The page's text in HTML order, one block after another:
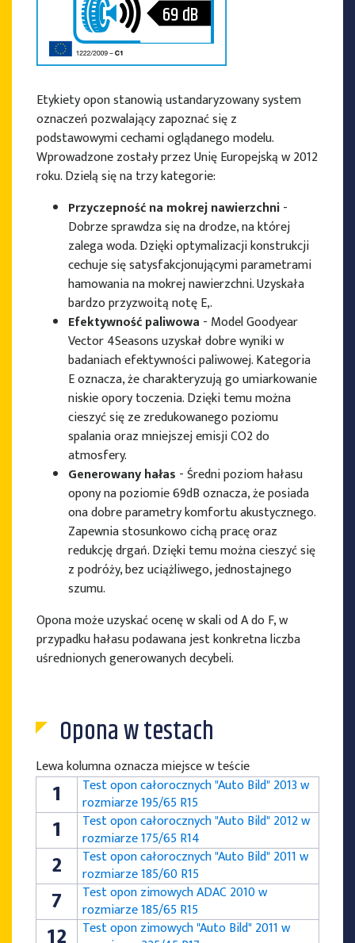
69dB
Etykiety opon stanowią ustandaryzowany system
oznaczeń pozwalający zapoznać się z
podstawowymi cechami oglądanego modelu.
Wprowadzone zostały przez Unię Europejską w 2012
roku. Dzielą się na trzy kategorie:
Przyczepność na mokrej nawierzchni-
Dobrze sprawdza się na drodze, na której
zalega woda. Dzięki optymalizacji konstrukcji
cechuje się satysfakcjonującymi parametrami
hamowania na mokrej nawierzchni. Uzyskała
bardzo przyzwoitą notę E,.
Efektywność paliwowa - Model Goodyear
Vector 4Seasons uzyskał dobre wyniki w
badaniach efektywności paliwowej. Kategoria
E oznacza, że charakteryzują go umiarkowanie
niskie opory toczenia. Dzięki temu można
cieszyć się ze zredukowanego poziomu
spalania oraz mniejszej emisji CO2 do
atmosfery.
Generowany hałas - Średni poziom hałasu
opony na poziomie 69dB oznacza, że posiada
ona dobre parametry komfortu akustycznego.
Zapewnia stosunkowo cichą pracę oraz
redukcję drgań. Dzięki temu można cieszyć się
z podróży, bez uciążliwego, jednostajnego
szumu.
Opona może uzyskać ocenę w skali od A do F, w
przypadku hałasu podawana jest konkretna liczba
uśrednionych generowanych decybeli.
Opona w testach
Lewa kolumna oznacza miejsce w teście
1
Test opon całorocznych "Auto Bild" 2013 w
rozmiarze 195/65 R15
1
Test opon całorocznych "Auto Bild" 2012 w
rozmiarze 175/65 R14
2
Test opon całorocznych "Auto Bild" 2011 w
rozmiarze 185/60 R15
7
Test opon zimowych ADAC 2010 w
rozmiarze 185/65 R15
Test opon zimowych "Auto Bild" 2011 w